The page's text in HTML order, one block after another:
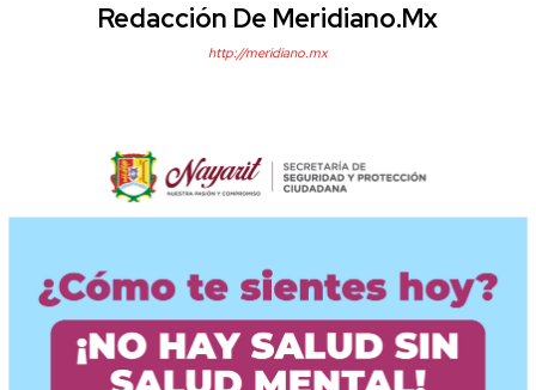
Redacción De Meridiano.mx
http://meridiano.mx